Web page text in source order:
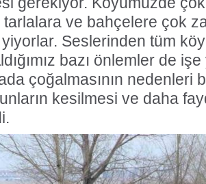
ve bahçelere çok
yiyorlar. Seslerinden tüm
bazı önlemler de
çoğalmasının nedenleri
kesilmesi ve daha